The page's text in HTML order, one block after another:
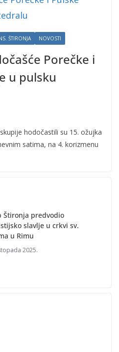
ŠTIRONJA NOVOSTI
Porečke i
u pulsku
hodočastili su 15. ožujka
satima, na 4. korizmenu
Štironja predvodio
slavlje u crkvi sv.
u Rimu
2025.